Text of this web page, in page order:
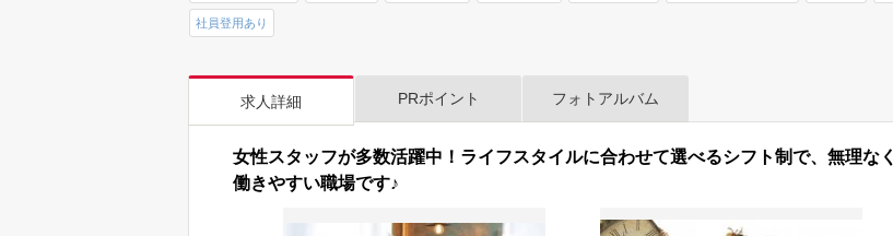
社員登用あり
求人詳細 PRポイント フォトアルバム
女性スタッフが多数活躍中！ライフスタイルに合わせて選べるシフト制で、無理なく
働きやすい職場です♪